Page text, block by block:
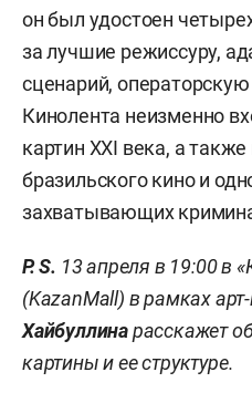
он был удостоен
за лучшие режиссуру,
сценарий,
Кинолента неизменно
картин XXI века, а
бразильского кино и
захватывающих
P. S. 13 апреля в 19:00 в
(KazanMall) в рамках
Хайбуллинарасскажет
картины и ее структуре.